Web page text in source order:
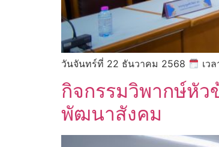
วันจันทร์ที่ 22 ธันวาคม 2568 เว
กิจกรรมวิพากษ์หั
พัฒนาสังคม